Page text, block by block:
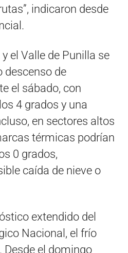
indicaron desde
el Valle de Punilla se
descenso de
el sábado, con
4 grados y una
en sectores altos
térmicas podrían
0 grados,
caída de nieve o
extendido del
Nacional, el frío
Desde el domingo